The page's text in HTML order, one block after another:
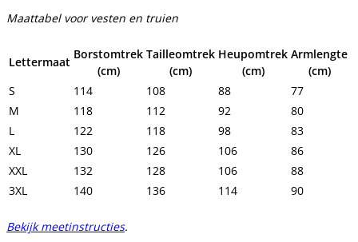
Maattabel voor vesten en truien
Lettermaat
Borstomtrek
(cm)
Tailleomtrek
(cm)
Heupomtrek
(cm)
Armlengte
(cm)
S
114 108 88
77
M
118 112 92
80
L
122 118 98
83
XL
130 126 106
86
XXL
132 128 106
88
3XL
140 136 114 90
Bekijk meetinstructies.